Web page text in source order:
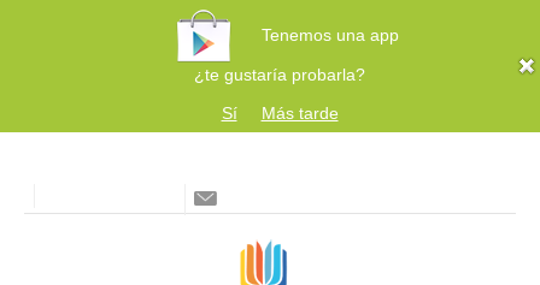
Tenemos una app
¿te gustaría probarla?
Sí
Más tarde